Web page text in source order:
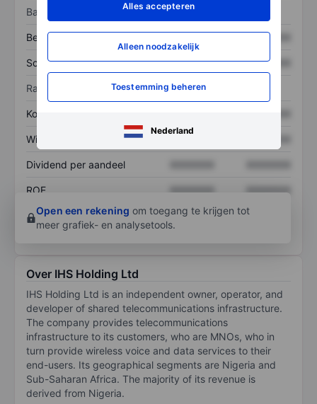
Alles accepteren
Alleen noodzakelijk
Toestemming beheren
Nederland
Balans
Bezittingen XXXXXXX
Schulden XXXXXXX XXXXXXX
Ratio's
Koers/omzetratio
Winst per aandeel
Dividend per aandeel
ROE XXXXXXX
XXXXXXX
Open een rekening om toegang te krijgen tot
meer grafiek- en analysetools.
Over IHS Holding Ltd
IHS Holding Ltd is an independent owner, operator, and
developer of shared telecommunications infrastructure.
The company provides telecommunications
infrastructure to its customers, who are MNOs, who in
turn provide wireless voice and data services to their
end-users. Its geographical segments are Nigeria and
Sub-Saharan Africa. The majority of its revenue is
derived from Nigeria.